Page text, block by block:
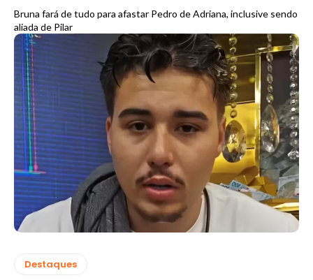
Bruna fará de tudo para afastar Pedro de Adriana, inclusive sendo
aliada de Pilar
Destaques